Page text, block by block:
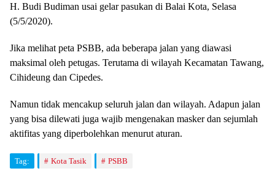
H. Budi Budiman usai gelar pasukan di Balai Kota, Selasa
(5/5/2020).
Jika melihat peta PSBB, ada beberapa jalan yang diawasi
maksimal oleh petugas. Terutama di wilayah Kecamatan Tawang,
Cihideung dan Cipedes.
Namun tidak mencakup seluruh jalan dan wilayah. Adapun jalan
yang bisa dilewati juga wajib mengenakan masker dan sejumlah
aktifitas yang diperbolehkan menurut aturan.
Tag: Kota Tasik PSBB